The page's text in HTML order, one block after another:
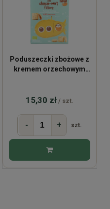
Poduszeczki zbożowe z
kremem orzechowym
15,30 zł / szt.
- + szt.